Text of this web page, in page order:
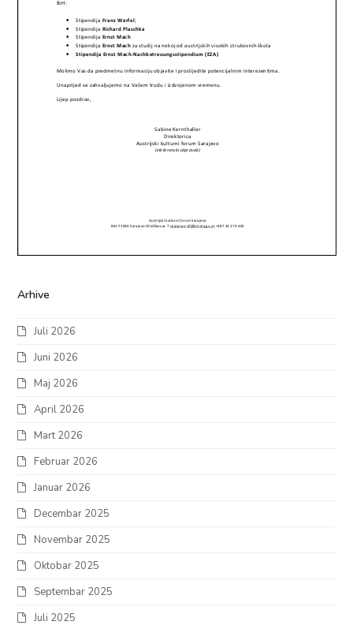
Arhive
Juli 2026
Juni 2026
Maj 2026
April 2026
Mart 2026
Februar 2026
Januar 2026
Decembar 2025
Novembar 2025
Oktobar 2025
Septembar 2025
Juli 2025